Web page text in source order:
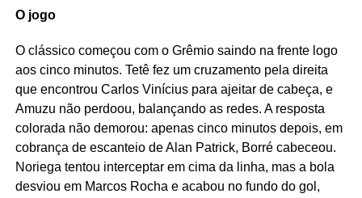
O jogo
O clássico começou com o Grêmio saindo na frente logo
aos cinco minutos. Tetê fez um cruzamento pela direita
que encontrou Carlos Vinícius para ajeitar de cabeça, e
Amuzu não perdoou, balançando as redes. A resposta
colorada não demorou: apenas cinco minutos depois, em
cobrança de escanteio de Alan Patrick, Borré cabeceou.
Noriega tentou interceptar em cima da linha, mas a bola
desviou em Marcos Rocha e acabou no fundo do gol,